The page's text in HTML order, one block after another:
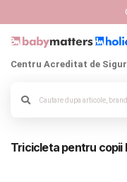
Italbaby
Centru Acreditat de
Tricicleta pentru copii